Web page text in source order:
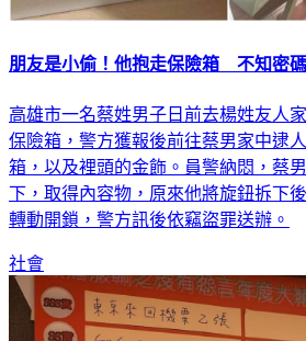
朋友是小偷！他抱走保險箱 不知密
高雄市一名蔡姓男子日前去楊姓友人
保險箱，警方獲報後前往蔡男家中逮
箱，以及裡頭的金飾。員警納悶，蔡
下，取得內容物，原來他將旋鈕拆下
轉動開鎖，警方訊後依竊盜罪送辦。
社會